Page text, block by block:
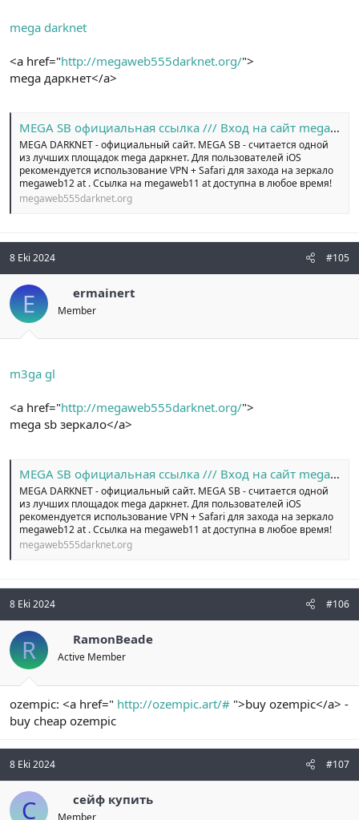
mega darknet
<a href="http://megaweb555darknet.org/">
mega даркнет</a>
MEGA SB официальная ссылка /// Вход на сайт megaweb14 at
MEGA DARKNET - официальный сайт. MEGA SB - считается одной
из лучших площадок mega даркнет. Для пользователей iOS
рекомендуется использование VPN + Safari для захода на зеркало
megaweb12 at . Ссылка на megaweb11 at доступна в любое время!
megaweb555darknet.org
8 Eki 2024 #105
E ermainert
Member
m3ga gl
<a href="http://megaweb555darknet.org/">
mega sb зеркало</a>
MEGA SB официальная ссылка /// Вход на сайт megaweb14 at
MEGA DARKNET - официальный сайт. MEGA SB - считается одной
из лучших площадок mega даркнет. Для пользователей iOS
рекомендуется использование VPN + Safari для захода на зеркало
megaweb12 at . Ссылка на megaweb11 at доступна в любое время!
megaweb555darknet.org
8 Eki 2024 #106
R RamonBeade
Active Member
ozempic: <a href=" http://ozempic.art/# ">buy ozempic</a> -
buy cheap ozempic
8 Eki 2024 #107
С сейф купить
Member